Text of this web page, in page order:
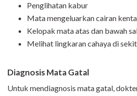
Penglihatan kabur
Mata mengeluarkan cairan
Kelopak mata atas dan bawah
Melihat lingkaran cahaya di
Diagnosis Mata Gatal
Untuk mendiagnosis mata gatal,